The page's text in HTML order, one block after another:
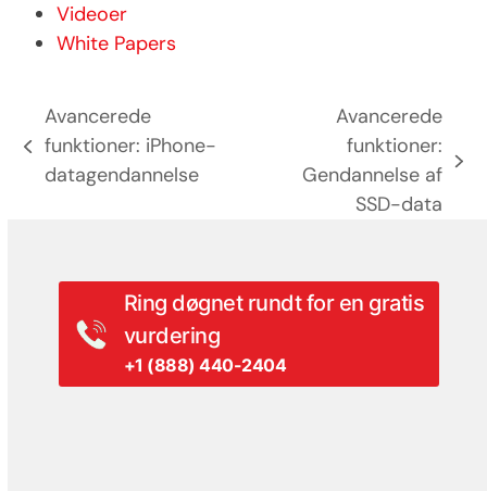
Videoer
White Papers
previous
post:
Avancerede
funktioner: iPhone-
datagendannelse
Avancerede
funktioner:
Gendannelse af
SSD-data
Ring døgnet rundt for en gratis
vurdering
+1 (888) 440-2404